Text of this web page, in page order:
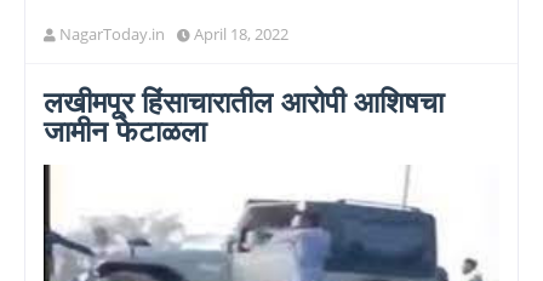
NagarToday.in April 18, 2022
लखीमपूर हिंसाचारातील आरोपी आशिषचा
जामीन फेटाळला